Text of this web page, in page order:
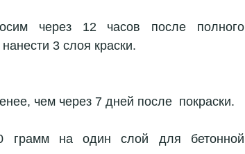
через 12 часов после полного
3 слоя краски.
чем через 7 дней после  покраски.
грамм на один слой для бетонной